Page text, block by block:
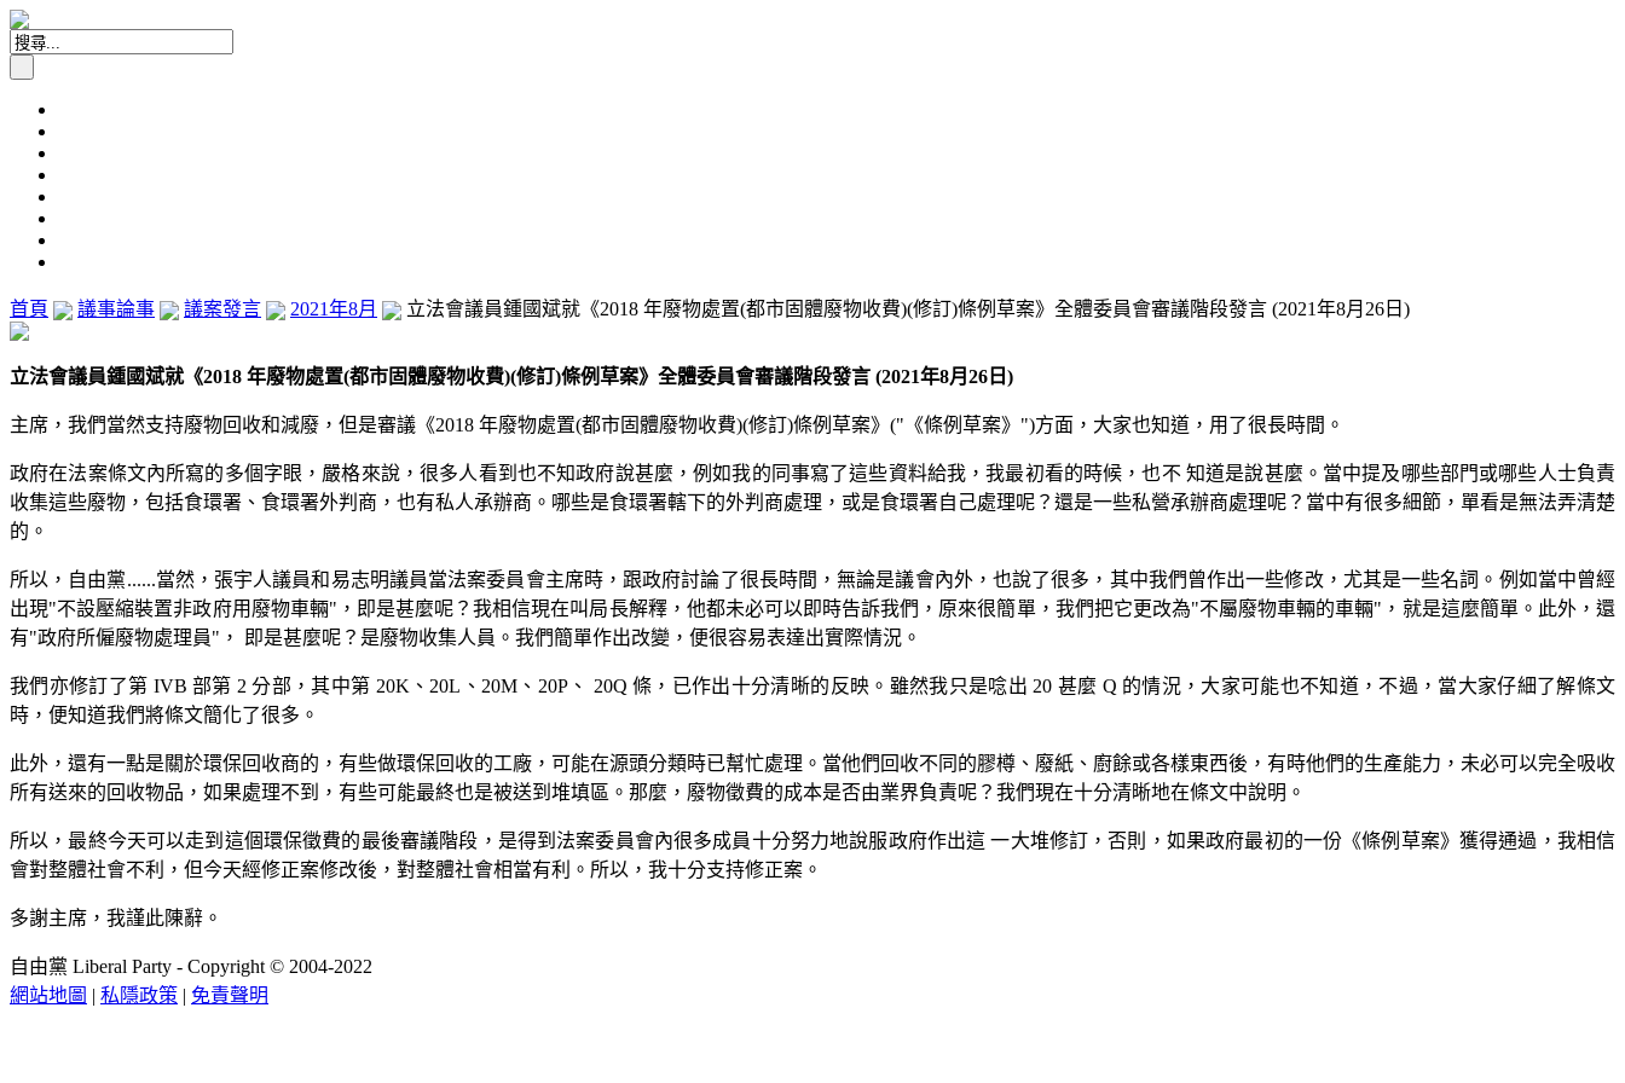
首頁 議事論事 議案發言 2021年8月 立法會議員鍾國斌就《2018 年廢物處置(都市固體廢物收費)(修訂)條例草案》全體委員會審議階段發言 (2021年8月26日)
立法會議員鍾國斌就《2018 年廢物處置(都市固體廢物收費)(修訂)條例草案》全體委員會審議階段發言 (2021年8月26日)
主席，我們當然支持廢物回收和減廢，但是審議《2018 年廢物處置(都市固體廢物收費)(修訂)條例草案》("《條例草案》")方面，大家也知道，用了很長時間。
政府在法案條文內所寫的多個字眼，嚴格來說，很多人看到也不知政府說甚麼，例如我的同事寫了這些資料給我，我最初看的時候，也不 知道是說甚麼。當中提及哪些部門或哪些人士負責
收集這些廢物，包括食環署、食環署外判商，也有私人承辦商。哪些是食環署轄下的外判商處理，或是食環署自己處理呢？還是一些私營承辦商處理呢？當中有很多細節，單看是無法弄清楚
的。
所以，自由黨......當然，張宇人議員和易志明議員當法案委員會主席時，跟政府討論了很長時間，無論是議會內外，也說了很多，其中我們曾作出一些修改，尤其是一些名詞。例如當中曾經
出現"不設壓縮裝置非政府用廢物車輛"，即是甚麼呢？我相信現在叫局長解釋，他都未必可以即時告訴我們，原來很簡單，我們把它更改為"不屬廢物車輛的車輛"，就是這麼簡單。此外，還
有"政府所僱廢物處理員"， 即是甚麼呢？是廢物收集人員。我們簡單作出改變，便很容易表達出實際情況。
我們亦修訂了第 IVB 部第 2 分部，其中第 20K、20L、20M、20P、 20Q 條，已作出十分清晰的反映。雖然我只是唸出 20 甚麼 Q 的情況，大家可能也不知道，不過，當大家仔細了解條文
時，便知道我們將條文簡化了很多。
此外，還有一點是關於環保回收商的，有些做環保回收的工廠，可能在源頭分類時已幫忙處理。當他們回收不同的膠樽、廢紙、廚餘或各樣東西後，有時他們的生產能力，未必可以完全吸收
所有送來的回收物品，如果處理不到，有些可能最終也是被送到堆填區。那麼，廢物徵費的成本是否由業界負責呢？我們現在十分清晰地在條文中說明。
所以，最終今天可以走到這個環保徵費的最後審議階段，是得到法案委員會內很多成員十分努力地說服政府作出這 一大堆修訂，否則，如果政府最初的一份《條例草案》獲得通過，我相信
會對整體社會不利，但今天經修正案修改後，對整體社會相當有利。所以，我十分支持修正案。
多謝主席，我謹此陳辭。
自由黨 Liberal Party - Copyright © 2004-2022
網站地圖 | 私隱政策 | 免責聲明